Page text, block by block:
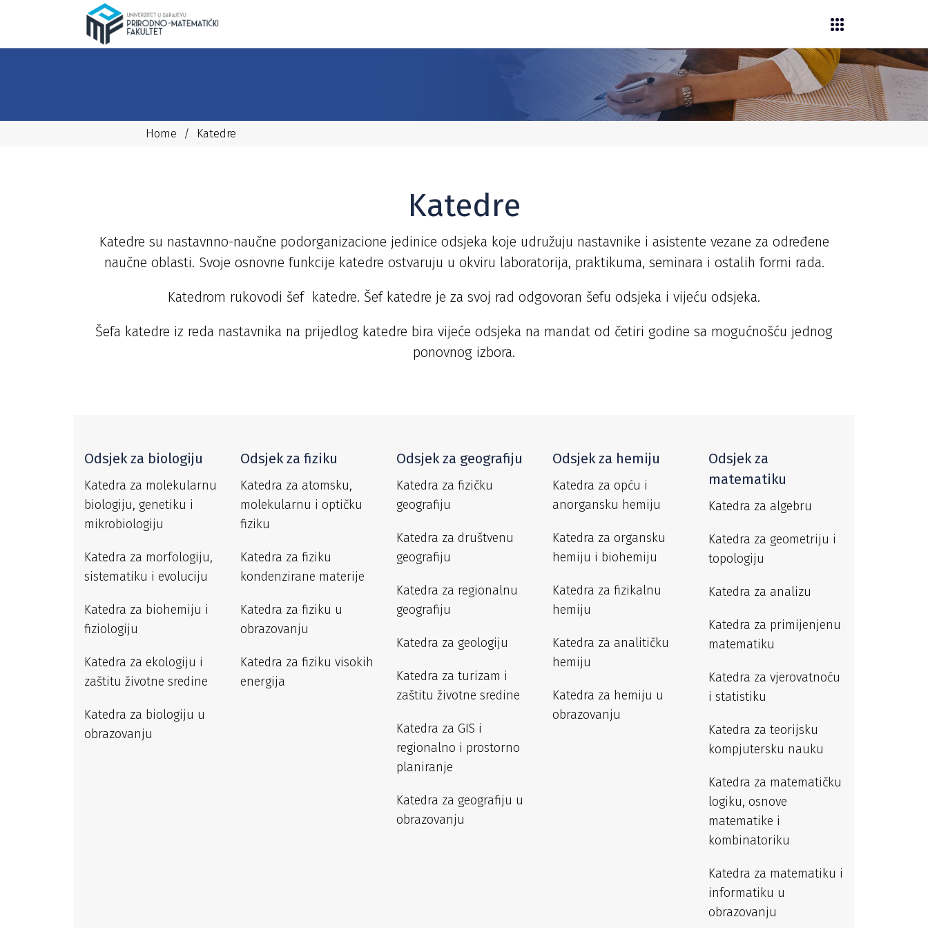
Home / Katedre
Katedre
Katedre su nastavnno-naučne podorganizacione jedinice odsjeka koje udružuju nastavnike i asistente vezane za određene
naučne oblasti. Svoje osnovne funkcije katedre ostvaruju u okviru laboratorija, praktikuma, seminara i ostalih formi rada.
Katedrom rukovodi šef katedre. Šef katedre je za svoj rad odgovoran šefu odsjeka i vijeću odsjeka.
Šefa katedre iz reda nastavnika na prijedlog katedre bira vijeće odsjeka na mandat od četiri godine sa mogućnošću jednog
ponovnog izbora.
Odsjek za biologiju
Katedra za molekularnu
biologiju, genetiku i
mikrobiologiju
Katedra za morfologiju,
sistematiku i evoluciju
Katedra za biohemiju i
fiziologiju
Katedra za ekologiju i
zaštitu životne sredine
Katedra za biologiju u
obrazovanju
Odsjek za fiziku
Katedra za atomsku,
molekularnu i optičku
fiziku
Katedra za fiziku
kondenzirane materije
Katedra za fiziku u
obrazovanju
Katedra za fiziku visokih
energija
Odsjek za geografiju
Katedra za fizičku
geografiju
Katedra za društvenu
geografiju
Katedra za regionalnu
geografiju
Katedra za geologiju
Katedra za turizam i
zaštitu životne sredine
Katedra za GIS i
regionalno i prostorno
planiranje
Katedra za geografiju u
obrazovanju
Odsjek za hemiju
Katedra za opću i
anorgansku hemiju
Katedra za organsku
hemiju i biohemiju
Katedra za fizikalnu
hemiju
Katedra za analitičku
hemiju
Katedra za hemiju u
obrazovanju
Odsjek za
matematiku
Katedra za algebru
Katedra za geometriju i
topologiju
Katedra za analizu
Katedra za primijenjenu
matematiku
Katedra za vjerovatnoću
i statistiku
Katedra za teorijsku
kompjutersku nauku
Katedra za matematičku
logiku, osnove
matematike i
kombinatoriku
Katedra za matematiku i
informatiku u
obrazovanju